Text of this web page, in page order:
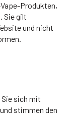
Produkten,
Sie gilt
und nicht
Sie sich mit
stimmen den